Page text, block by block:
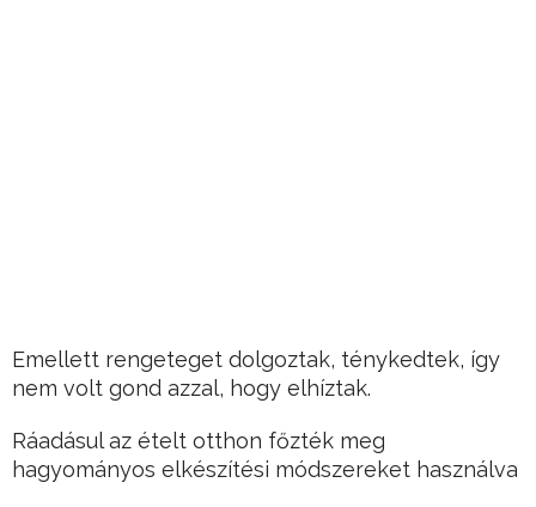
Emellett rengeteget dolgoztak, ténykedtek, így
nem volt gond azzal, hogy elhíztak.
Ráadásul az ételt otthon főzték meg
hagyományos elkészítési módszereket használva